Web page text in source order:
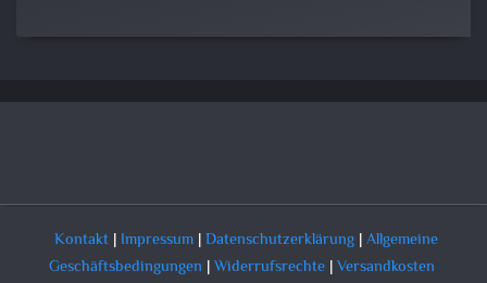
Kontakt| Impressum|Datenschutzerklärung|Allgemeine
Geschäftsbedingungen |Widerrufsrechte|Versandkosten